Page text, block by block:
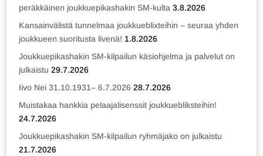
peräkkäinen joukkuepikashakin SM-kulta 3.8.2026
Kansainvälistä tunnelmaa joukkueblixteihin – seuraa yhden
joukkueen suoritusta livenä! 1.8.2026
Joukkuepikashakin SM-kilpailun käsiohjelma ja palvelut on
julkaistu 29.7.2026
Iivo Nei 31.10.1931– 6.7.2026 28.7.2026
Muistakaa hankkia pelaajalisenssit joukkuebliksteihin!
24.7.2026
Joukkuepikashakin SM-kilpailun ryhmäjako on julkaistu
21.7.2026